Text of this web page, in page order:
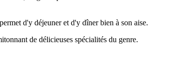
d'y déjeuner et d'y dîner bien à son aise.
de délicieuses spécialités du genre.